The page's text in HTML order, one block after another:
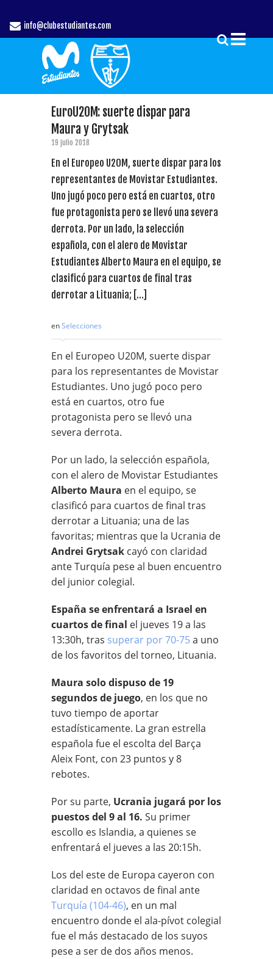
info@clubestudiantes.com
EuroU20M: suerte dispar para
Maura y Grytsak
19 julio 2018
En el Europeo U20M, suerte dispar para los
representantes de Movistar Estudiantes.
Uno jugó poco pero está en cuartos, otro
fue protagonista pero se llevó una severa
derrota. Por un lado, la selección
española, con el alero de Movistar
Estudiantes Alberto Maura en el equipo, se
clasificó para cuartos de final tras
derrotar a Lituania; […]
enSelecciones
En el Europeo U20M, suerte dispar
para los representantes de Movistar
Estudiantes. Uno jugó poco pero
está en cuartos, otro fue
protagonista pero se llevó una
severa derrota.
Por un lado, la selección española,
con el alero de Movistar Estudiantes
Alberto Maura en el equipo, se
clasificó para cuartos de final tras
derrotar a Lituania; una de las
favoritas; mientras que la Ucrania de
Andrei Grytsak cayó con claridad
ante Turquía pese al buen encuentro
del junior colegial.
España se enfrentará a Israel en
cuartos de final el jueves 19 a las
13:30h, tras superar por 70-75a uno
de los favoritos del torneo, Lituania.
Maura solo dispuso de 19
segundos de juego, en los que no
tuvo tiempo de aportar
estadísticamente. La gran estrella
española fue el escolta del Barça
Aleix Font, con 23 puntos y 8
rebotes.
Por su parte, Ucrania jugará por los
puestos del 9 al 16. Su primer
escollo es Islandia, a quienes se
enfrentará el jueves a las 20:15h.
Los del este de Europa cayeron con
claridad en octavos de final ante
Turquía (104-46), en un mal
encuentro donde el ala-pívot colegial
fue el más destacado de los suyos
pese a ser de dos años menos.